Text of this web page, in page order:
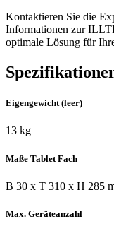
Kontaktieren Sie die
Informationen zur
optimale Lösung für
Eigengewicht (leer)
13 kg
Maße Tablet Fach
B 30 x T 310 x H 285
Max. Geräteanzahl